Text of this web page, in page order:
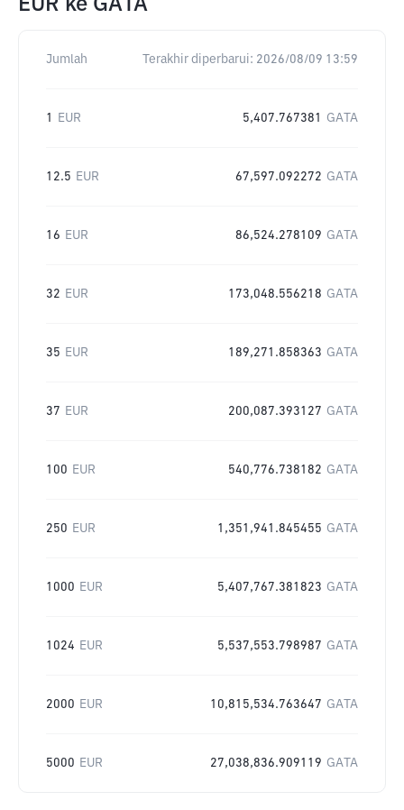
EUR ke GATA
Jumlah Terakhir diperbarui: 2026/08/09 13:59
1 EUR 5,407.767381 GATA
12.5 EUR 67,597.092272 GATA
16 EUR 86,524.278109 GATA
32 EUR 173,048.556218 GATA
35 EUR 189,271.858363 GATA
37 EUR 200,087.393127 GATA
100 EUR 540,776.738182 GATA
250 EUR 1,351,941.845455 GATA
1000 EUR 5,407,767.381823 GATA
1024 EUR 5,537,553.798987 GATA
2000 EUR 10,815,534.763647 GATA
5000 EUR 27,038,836.909119 GATA